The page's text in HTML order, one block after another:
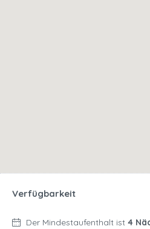
Verfügbarkeit
Der Mindestaufenthalt ist 4